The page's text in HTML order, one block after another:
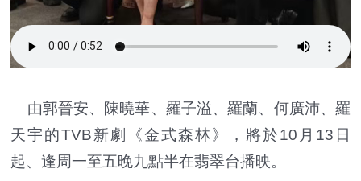
由郭晉安、陳曉華、羅子溢、羅蘭、何廣沛、羅
天宇的TVB新劇《金式森林》，將於10月13日
起、逢周一至五晚九點半在翡翠台播映。